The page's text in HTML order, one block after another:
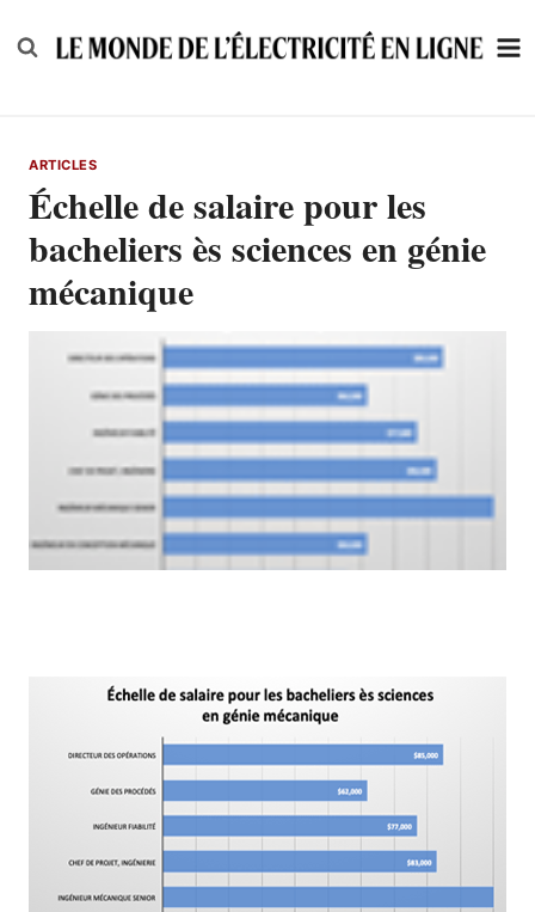
to
ARTICLES
Échelle de salaire pour les
bacheliers ès sciences en génie
mécanique